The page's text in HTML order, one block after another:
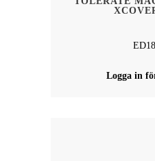
Logga in